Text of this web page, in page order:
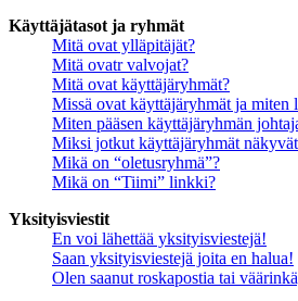
Käyttäjätasot ja ryhmät
Mitä ovat ylläpitäjät?
Mitä ovatr valvojat?
Mitä ovat käyttäjäryhmät?
Missä ovat käyttäjäryhmät ja miten
Miten pääsen käyttäjäryhmän
Miksi jotkut käyttäjäryhmät
Mikä on “oletusryhmä”?
Mikä on “Tiimi” linkki?
Yksityisviestit
En voi lähettää yksityisviestejä!
Saan yksityisviestejä joita en halua!
Olen saanut roskapostia tai